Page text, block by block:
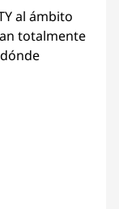
al ámbito
totalmente